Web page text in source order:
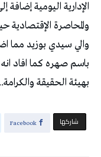
الإداریة الیومیة إضافة
والمحاصرة
والي سیدي بوزید مما
باسم صهره كما افاد
بهیئة الحقیقة والكرامة..
‫‫ شاركها‬ Facebook